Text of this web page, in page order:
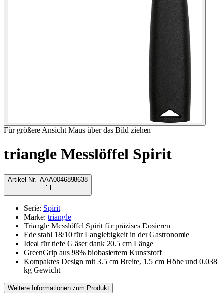
Für größere Ansicht Maus über das Bild ziehen
triangle Messlöffel Spirit
Artikel Nr. : AAA0046898638
Serie: Spirit
Marke: triangle
Triangle Messlöffel Spirit für präzises Dosieren
Edelstahl 18/10 für Langlebigkeit in der Gastronomie
Ideal für tiefe Gläser dank 20.5 cm Länge
GreenGrip aus 98% biobasiertem Kunststoff
Kompaktes Design mit 3.5 cm Breite, 1.5 cm Höhe und 0.038
kg Gewicht
Weitere Informationen zum Produkt